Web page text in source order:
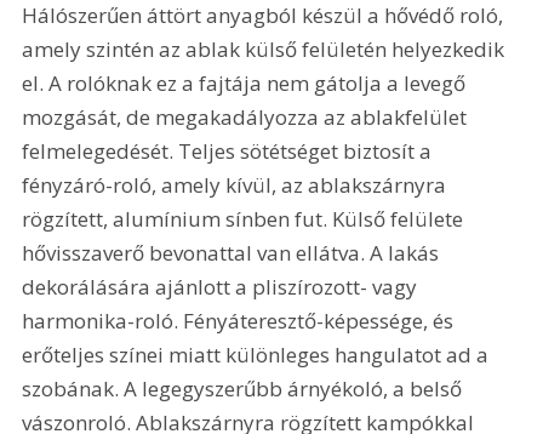
Hálószerűen áttört anyagból készül a hővédő roló,
amely szintén az ablak külső felületén helyezkedik
el. A rolóknak ez a fajtája nem gátolja a levegő
mozgását, de megakadályozza az ablakfelület
felmelegedését. Teljes sötétséget biztosít a
fényzáró-roló, amely kívül, az ablakszárnyra
rögzített, alumínium sínben fut. Külső felülete
hővisszaverő bevonattal van ellátva. A lakás
dekorálására ajánlott a pliszírozott- vagy
harmonika-roló. Fényáteresztő-képessége, és
erőteljes színei miatt különleges hangulatot ad a
szobának. A legegyszerűbb árnyékoló, a belső
vászonroló. Ablakszárnyra rögzített kampókkal